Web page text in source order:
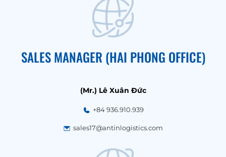
SALES MANAGER (HAI PHONG OFFICE)
(Mr.) Lê Xuân Đức
+84 936.910.939
sales17@antinlogistics.com